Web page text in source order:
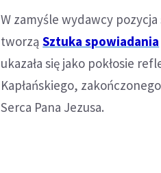
W zamyśle wydawcy
tworząSztuka spowiadania
ukazała się jako pokłosie
Kapłańskiego,
Serca Pana Jezusa.